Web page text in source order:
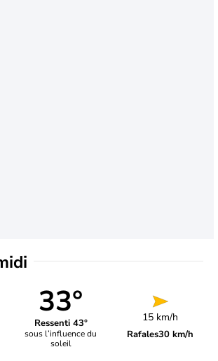
33°
Ressenti 43°
sous l’influence du
soleil
15 km/h
Rafales30 km/h